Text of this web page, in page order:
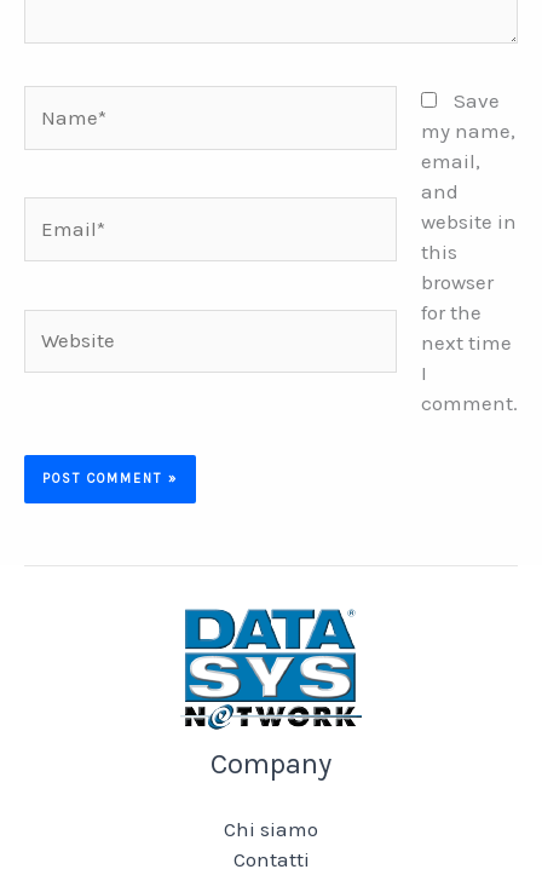
Save
my name,
email,
and
website in
this
browser
for the
next time
I
comment.
Company
Chi siamo
Contatti